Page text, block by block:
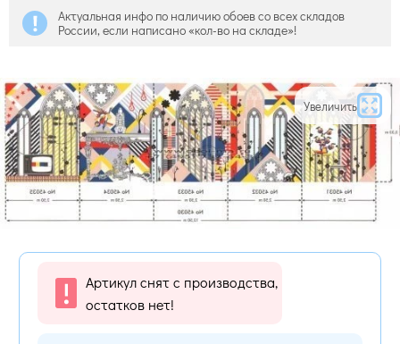
Актуальная инфо по наличию обоев со всех складов
России, если написано «кол-во на складе»!
Увеличить
Артикул снят с производства,
остатков нет!